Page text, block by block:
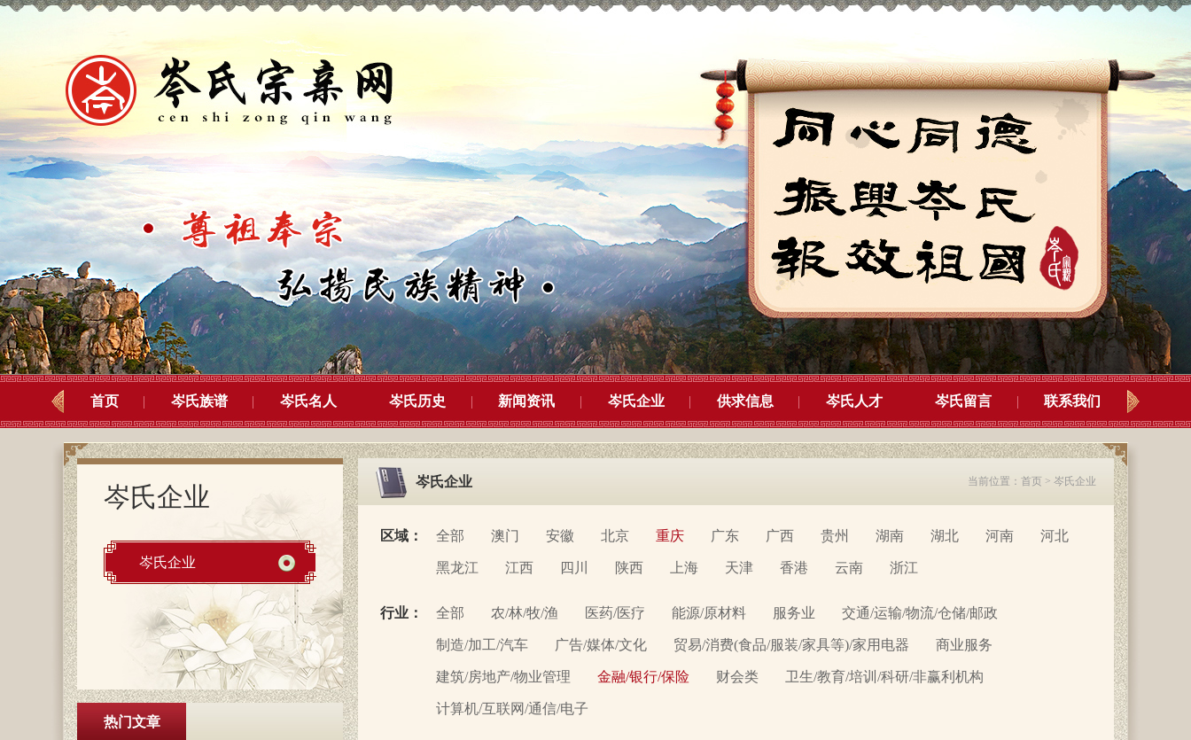
首页 岑氏族谱 岑氏名人 岑氏历史 新闻资讯 岑氏企业 供求信息 岑氏人才 岑氏留言 联系我们
岑氏企业
岑氏企业
热门文章
岑氏企业 当前位置： 首页 > 岑氏企业
区域： 全部 澳门 安徽 北京 重庆 广东 广西 贵州 湖南 湖北 河南 河北
黑龙江 江西 四川 陕西 上海 天津 香港 云南 浙江
行业： 全部 农/林/牧/渔 医药/医疗 能源/原材料 服务业 交通/运输/物流/仓储/邮政
制造/加工/汽车 广告/媒体/文化 贸易/消费(食品/服装/家具等)/家用电器 商业服务
建筑/房地产/物业管理 金融/银行/保险 财会类 卫生/教育/培训/科研/非赢利机构
计算机/互联网/通信/电子